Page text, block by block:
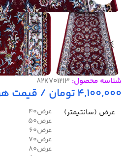
شناسه محصول: 82K701213
4,100,000تومان / قیمت
عرض (سانتیمتر)
40عرض
50عرض
60عرض
70عرض
80عرض